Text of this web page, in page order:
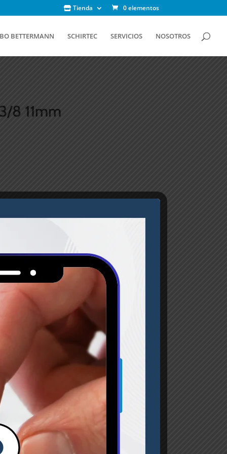
Tienda 0 elementos
BETTERMANN SCHIRTEC SERVICIOS NOSOTROS
Búsqueda
productos
8 11mm